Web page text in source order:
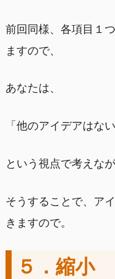
前回同様、各項目１
ますので、
あなたは、
「他のアイデアはない
という視点で考えな
そうすることで、ア
きますので。
５．縮小